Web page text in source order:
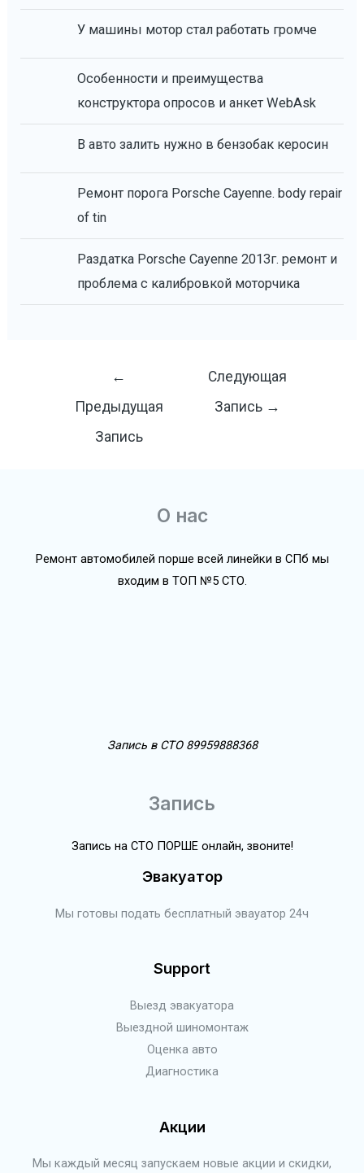
У машины мотор стал работать громче
Особенности и преимущества
конструктора опросов и анкет WebAsk
В авто залить нужно в бензобак керосин
Ремонт порога Porsche Cayenne. body repair
of tin
Раздатка Porsche Cayenne 2013г. ремонт и
проблема с калибровкой моторчика
записям
←
Предыдущая
Запись
Следующая
Запись →
О нас
Ремонт автомобилей порше всей линейки в СПб мы
входим в ТОП №5 СТО.
Запись в СТО 89959888368
Запись
Запись на СТО ПОРШЕ онлайн, звоните!
Эвакуатор
Мы готовы подать бесплатный эвауатор 24ч
Support
Выезд эвакуатора
Выездной шиномонтаж
Оценка авто
Диагностика
Акции
Мы каждый месяц запускаем новые акции и скидки,